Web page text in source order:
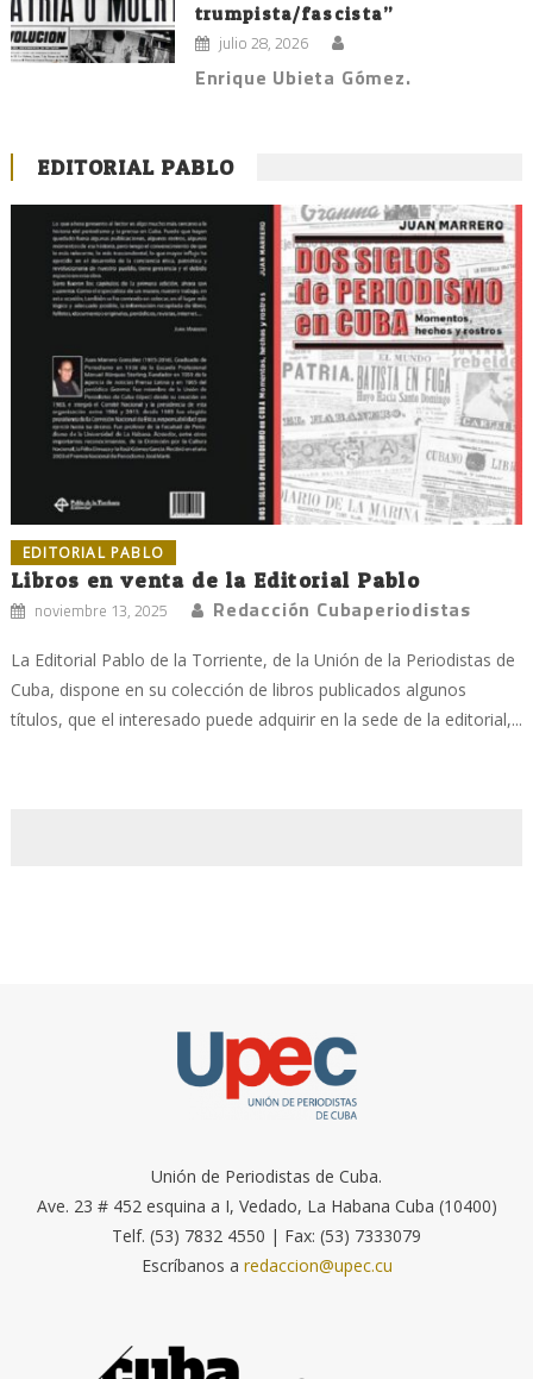
trumpista/fascista”
julio 28, 2026
Enrique Ubieta Gómez.
EDITORIAL PABLO
EDITORIAL PABLO
Libros en venta de la Editorial Pablo
noviembre 13, 2025 Redacción Cubaperiodistas
La Editorial Pablo de la Torriente, de la Unión de la Periodistas de
Cuba, dispone en su colección de libros publicados algunos
títulos, que el interesado puede adquirir en la sede de la editorial,...
Unión de Periodistas de Cuba.
Ave. 23 # 452 esquina a I, Vedado, La Habana Cuba (10400)
Telf. (53) 7832 4550 | Fax: (53) 7333079
Escríbanos a redaccion@upec.cu